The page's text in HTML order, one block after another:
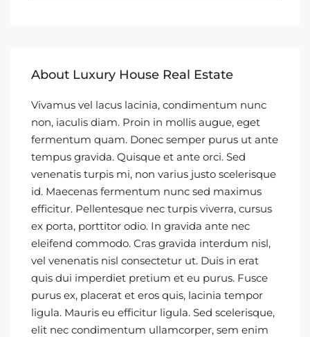
About Luxury House Real Estate
Vivamus vel lacus lacinia, condimentum nunc
non, iaculis diam. Proin in mollis augue, eget
fermentum quam. Donec semper purus ut ante
tempus gravida. Quisque et ante orci. Sed
venenatis turpis mi, non varius justo scelerisque
id. Maecenas fermentum nunc sed maximus
efficitur. Pellentesque nec turpis viverra, cursus
ex porta, porttitor odio. In gravida ante nec
eleifend commodo. Cras gravida interdum nisl,
vel venenatis nisl consectetur ut. Duis in erat
quis dui imperdiet pretium et eu purus. Fusce
purus ex, placerat et eros quis, lacinia tempor
ligula. Mauris eu efficitur ligula. Sed scelerisque,
elit nec condimentum ullamcorper, sem enim